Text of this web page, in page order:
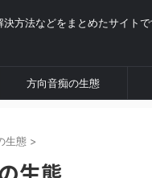
方法などをまとめたサイトで
方向音痴の生態
生態 >